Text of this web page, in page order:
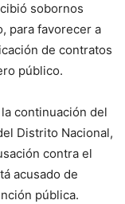
sobornos
para favorecer a
de contratos
público.
continuación del
Distrito Nacional,
contra el
acusado de
pública.